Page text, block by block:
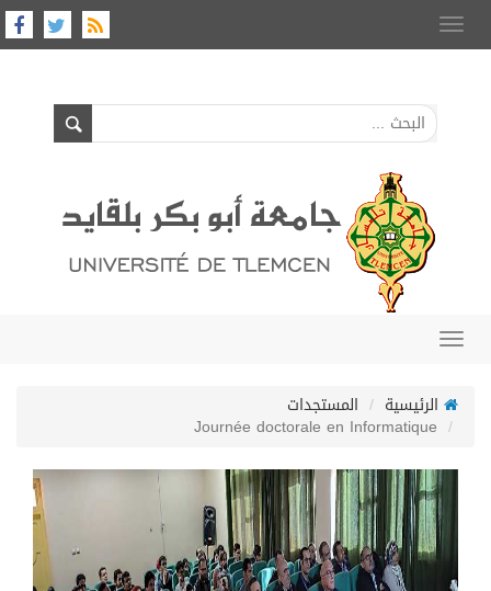
Toggle
navigation
Toggle
الرئيسية
المستجدات
Journée doctorale en Informatique